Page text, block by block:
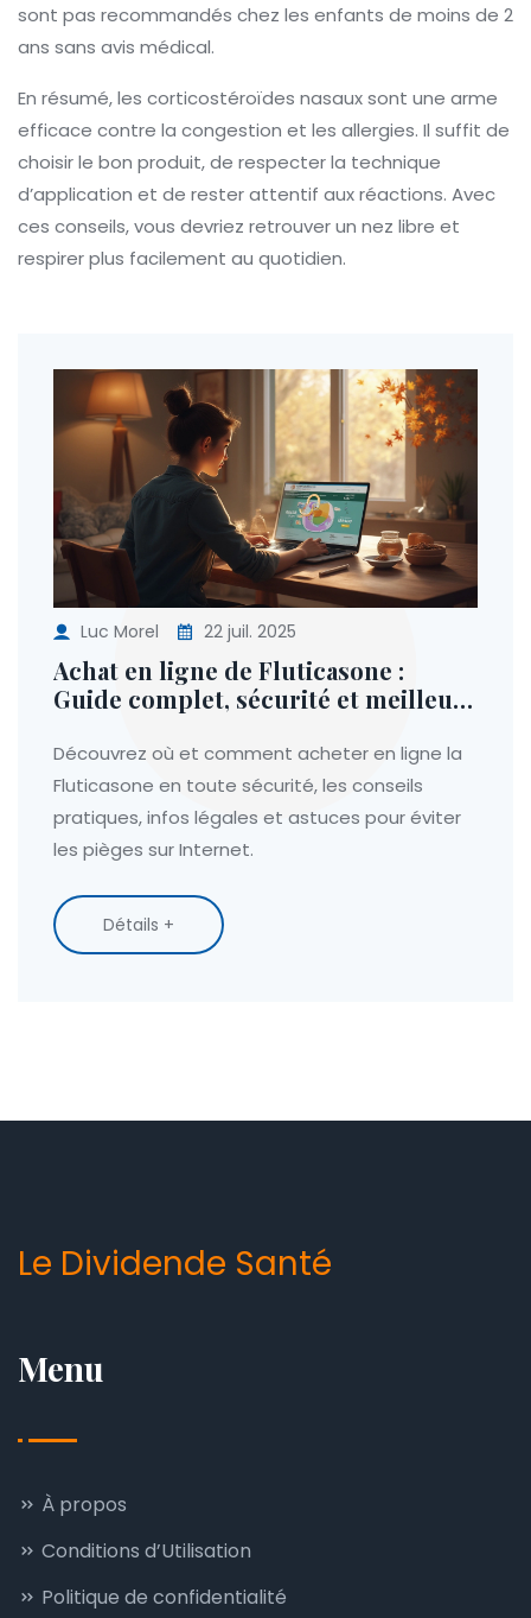
sont pas recommandés chez les enfants de moins de 2
ans sans avis médical.
En résumé, les corticostéroïdes nasaux sont une arme
efficace contre la congestion et les allergies. Il suffit de
choisir le bon produit, de respecter la technique
d’application et de rester attentif aux réactions. Avec
ces conseils, vous devriez retrouver un nez libre et
respirer plus facilement au quotidien.
Luc Morel 22 juil. 2025
Achat en ligne de Fluticasone :
Guide complet, sécurité et meilleurs
Découvrez où et comment acheter en ligne la
Fluticasone en toute sécurité, les conseils
pratiques, infos légales et astuces pour éviter
les pièges sur Internet.
Détails +
Le Dividende Santé
Menu
À propos
Conditions d’Utilisation
Politique de confidentialité